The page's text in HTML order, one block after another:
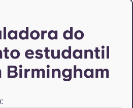
do
estudantil
Birmingham